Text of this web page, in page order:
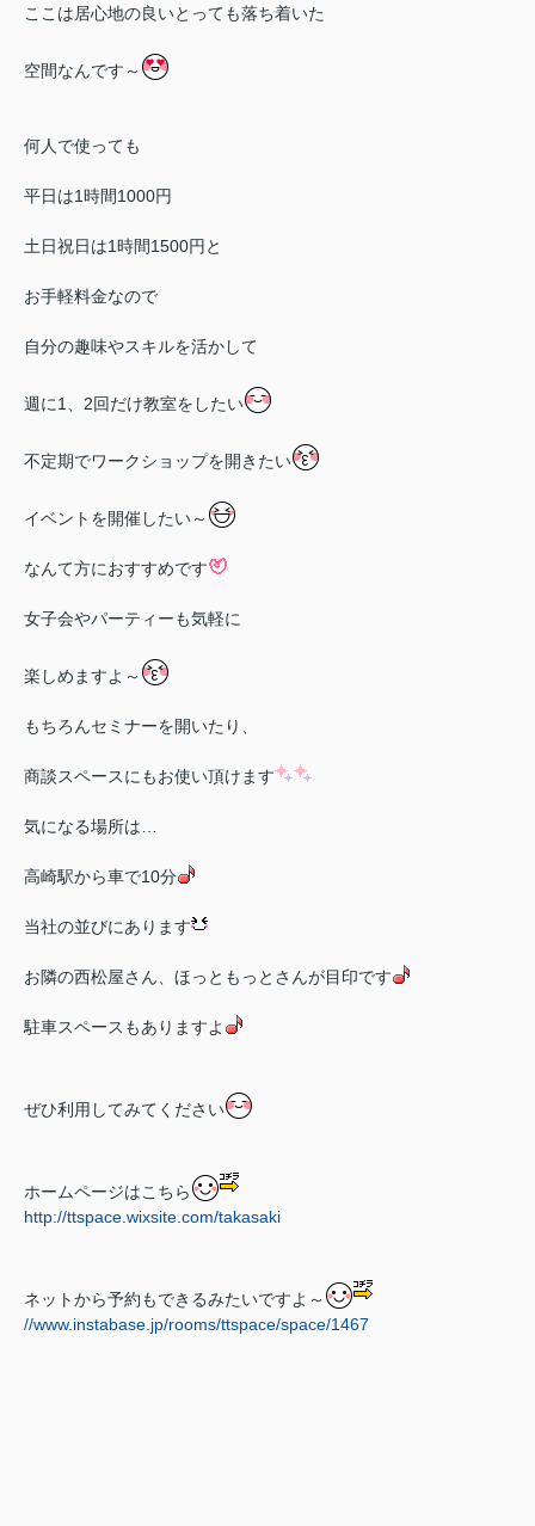
ここは居心地の良いとっても落ち着いた
空間なんです～
何人で使っても
平日は1時間1000円
土日祝日は1時間1500円と
お手軽料金なので
自分の趣味やスキルを活かして
週に1、2回だけ教室をしたい
不定期でワークショップを開きたい
イベントを開催したい～
なんて方におすすめです
女子会やパーティーも気軽に
楽しめますよ～
もちろんセミナーを開いたり、
商談スペースにもお使い頂けます
気になる場所は…
高崎駅から車で10分
当社の並びにあります
お隣の西松屋さん、ほっともっとさんが目印です
駐車スペースもありますよ
ぜひ利用してみてください
ホームページはこちら
http://ttspace.wixsite.com/takasaki
ネットから予約もできるみたいですよ～
//www.instabase.jp/rooms/ttspace/space/1467